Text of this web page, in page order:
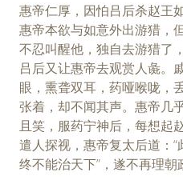
惠帝仁厚，因怕吕后杀赵王
惠帝本欲与如意外出游猎，
不忍叫醒他，独自去游猎了
吕后又让惠帝去观赏人彘。
眼，熏聋双耳，药哑喉咙，
张着，却不闻其声。惠帝几
且笑，服药宁神后，每想起
遣人探视，惠帝复太后道：“
终不能治天下”，遂不再理朝